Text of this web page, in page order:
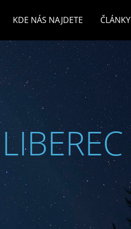
KDE NÁS NAJDETE ČLÁNKY